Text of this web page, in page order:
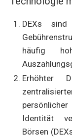
DEXs
häufig
Erhöhter
Identität
Börsen